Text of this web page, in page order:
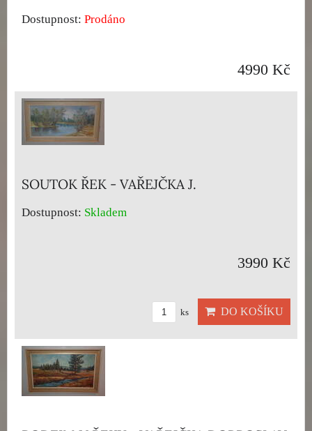
Dostupnost: Prodáno
4990 Kč
SOUTOK ŘEK - VAŘEJČKA J.
Dostupnost: Skladem
3990 Kč
ks DO KOŠÍKU